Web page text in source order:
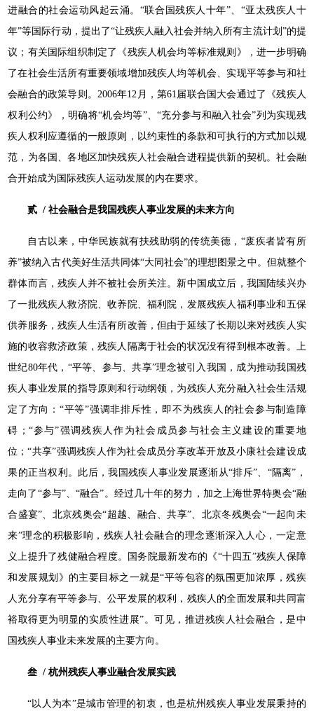
进融合的社会运动风起云涌。“联合国残疾人十年”、“亚太残疾人十
年”等国际行动，提出了“让残疾人融入社会并纳入所有主流计划”的提
议；有关国际组织制定了《残疾人机会均等标准规则》，进一步明确
了在社会生活所有重要领域增加残疾人均等机会、实现平等参与和社
会融合的政策导则。2006年12月，第61届联合国大会通过了《残疾人
权利公约》，明确将“机会均等”、“充分参与和融入社会”列为实现残
疾人权利应遵循的一般原则，以约束性的条款和可执行的方式加以规
范，为各国、各地区加快残疾人社会融合进程提供新的契机。社会融
合开始成为国际残疾人运动发展的内在要求。
贰 / 社会融合是我国残疾人事业发展的未来方向
自古以来，中华民族就有扶残助弱的传统美德，“废疾者皆有所
养”被纳入古代美好生活共同体“大同社会”的理想图景之中。但就整个
群体而言，残疾人并不被社会所关注。新中国成立后，我国陆续兴办
了一批残疾人救济院、收养院、福利院，发展残疾人福利事业和五保
供养服务，残疾人生活有所改善，但由于延续了长期以来对残疾人实
施的收容救济政策，残疾人隔离于社会的状况没有得到根本改善。上
世纪80年代，“平等、参与、共享”理念被引入我国，成为推动我国残
疾人事业发展的指导原则和行动纲领，为残疾人充分融入社会生活规
定了方向：“平等”强调非排斥性，即不为残疾人的社会参与制造障
碍；“参与”强调残疾人作为社会成员参与社会主义建设的重要地
位；“共享”强调残疾人作为社会成员分享改革开放及小康社会建设成
果的正当权利。此后，我国残疾人事业发展逐渐从“排斥”、“隔离”，
走向了“参与”、“融合”。经过几十年的努力，加之上海世界特奥会“融
合盛宴”、北京残奥会“超越、融合、共享”、北京冬残奥会“一起向未
来”理念的积极影响，残疾人社会融合的理念逐渐深入人心，一定意
义上提升了残健融合程度。国务院最新发布的《“十四五”残疾人保障
和发展规划》的主要目标之一就是“平等包容的氛围更加浓厚，残疾
人充分享有平等参与、公平发展的权利，残疾人的全面发展和共同富
裕取得更为明显的实质性进展”。可见，推进残疾人社会融合，是中
国残疾人事业未来发展的主要方向。
叁 / 杭州残疾人事业融合发展实践
“以人为本”是城市管理的初衷，也是杭州残疾人事业发展秉持的